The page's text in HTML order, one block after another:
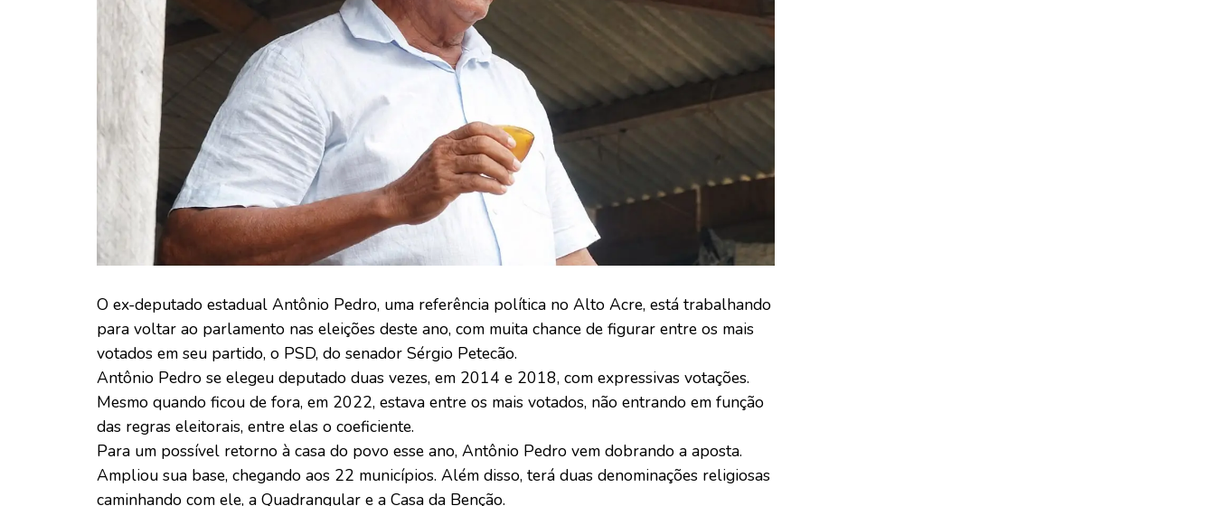
O ex-deputado estadual Antônio Pedro, uma referência política no Alto Acre, está trabalhando
para voltar ao parlamento nas eleições deste ano, com muita chance de figurar entre os mais
votados em seu partido, o PSD, do senador Sérgio Petecão.
Antônio Pedro se elegeu deputado duas vezes, em 2014 e 2018, com expressivas votações.
Mesmo quando ficou de fora, em 2022, estava entre os mais votados, não entrando em função
das regras eleitorais, entre elas o coeficiente.
Para um possível retorno à casa do povo esse ano, Antônio Pedro vem dobrando a aposta.
Ampliou sua base, chegando aos 22 municípios. Além disso, terá duas denominações religiosas
caminhando com ele, a Quadrangular e a Casa da Benção.